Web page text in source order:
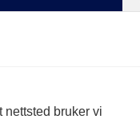
nettsted bruker vi